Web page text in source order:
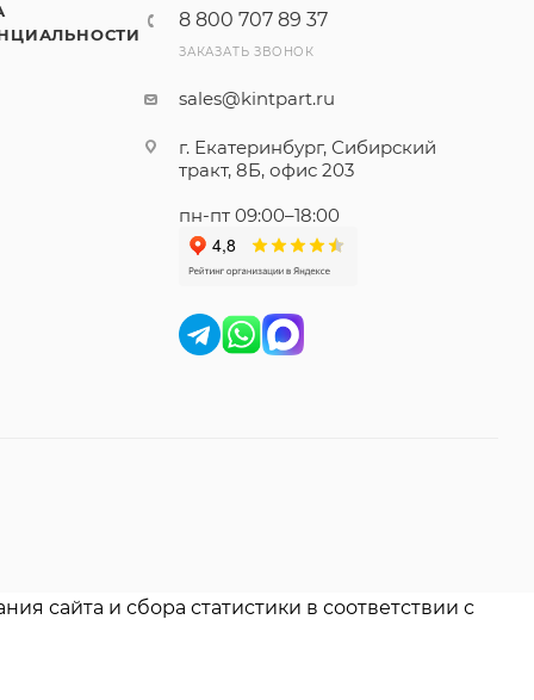
8 800 707 89 37
ЗАКАЗАТЬ ЗВОНОК
sales@kintpart.ru
г. Екатеринбург, Сибирский
тракт, 8Б, офис 203
пн-пт 09:00–18:00
сайта и сбора статистики в соответствии с